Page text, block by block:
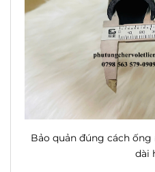
Bảo quản đúng cách
dài